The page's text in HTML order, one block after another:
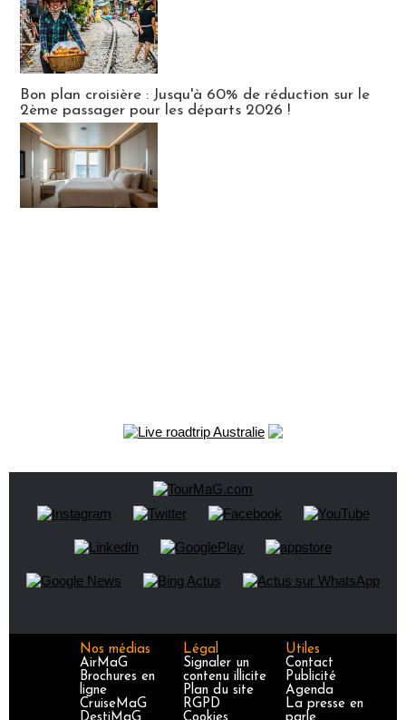
Bon plan croisière : Jusqu'à 60% de réduction sur le
2ème passager pour les départs 2026 !
Nos médias
AirMaG
Brochures en
ligne
CruiseMaG
Légal
Signaler un
contenu illicite
Plan du site
RGPD
Utiles
Contact
Publicité
Agenda
La presse en